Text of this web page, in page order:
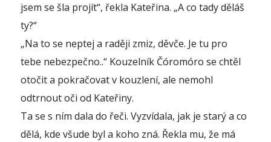
jsem se šla projít“, řekla Kateřina. „A co tady děláš
ty?“
„Na to se neptej a raději zmiz, děvče. Je tu pro
tebe nebezpečno..“ Kouzelník Čóromóro se chtěl
otočit a pokračovat v kouzlení, ale nemohl
odtrnout oči od Kateřiny.
Ta se s ním dala do řeči. Vyzvídala, jak je starý a co
dělá, kde všude byl a koho zná. Řekla mu, že má